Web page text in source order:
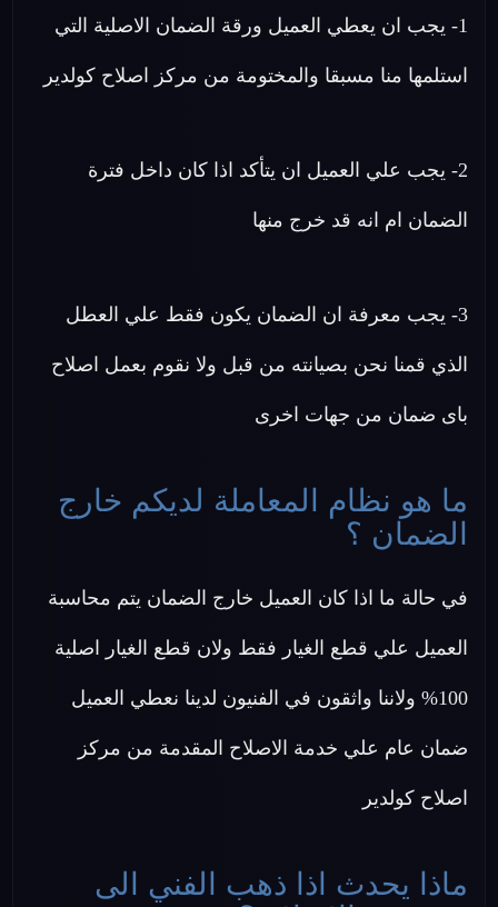
1- يجب ان يعطي العميل ورقة الضمان الاصلية التي
استلمها منا مسبقا والمختومة من مركز اصلاح كولدير
2- يجب علي العميل ان يتأكد اذا كان داخل فترة
الضمان ام انه قد خرج منها
3- يجب معرفة ان الضمان يكون فقط علي العطل
الذي قمنا نحن بصيانته من قبل ولا نقوم بعمل اصلاح
باى ضمان من جهات اخرى
ما هو نظام المعاملة لديكم خارج
الضمان ؟
في حالة ما اذا كان العميل خارج الضمان يتم محاسبة
العميل علي قطع الغيار فقط ولان قطع الغيار اصلية
100% ولاننا واثقون في الفنيون لدينا نعطي العميل
ضمان عام علي خدمة الاصلاح المقدمة من مركز
اصلاح كولدير
ماذا يحدث اذا ذهب الفني الى